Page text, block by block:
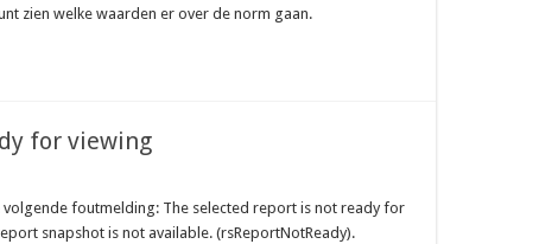
zien welke waarden er over de norm gaan.
for viewing
foutmelding: The selected report is not ready for
snapshot is not available. (rsReportNotReady).